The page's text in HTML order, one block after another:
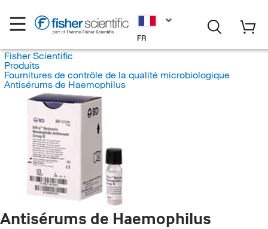
FR
Fisher Scientific
Produits
Fournitures de contrôle de la qualité microbiologique
Antisérums de Haemophilus
Antisérums de Haemophilus